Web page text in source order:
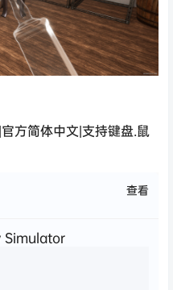
方简体中文|支持键盘.鼠
查看
Simulator